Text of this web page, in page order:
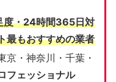
度・24時間365日対
最もおすすめの業者
京・神奈川・千葉・
フェッショナル